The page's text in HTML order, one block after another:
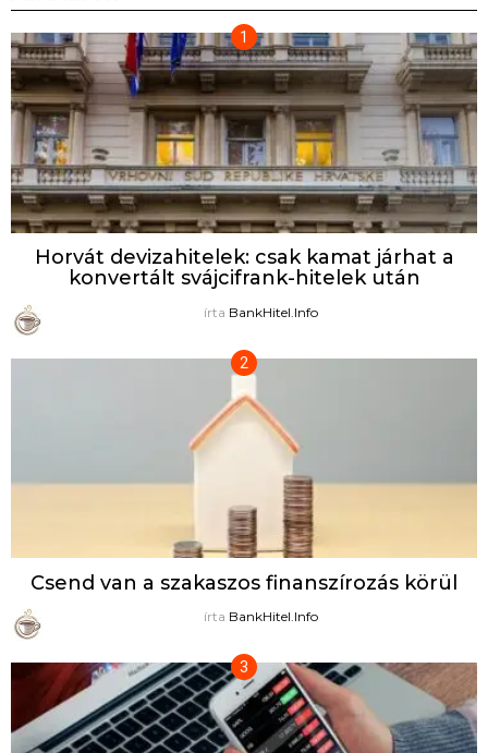
Horvát devizahitelek: csak kamat járhat a
konvertált svájcifrank-hitelek után
írta BankHitel.Info
Csend van a szakaszos finanszírozás körül
írta BankHitel.Info